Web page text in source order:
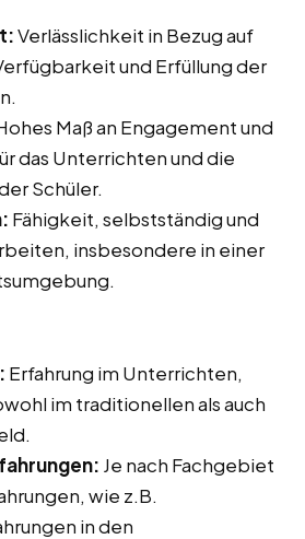
Verlässlichkeit in Bezug auf
und Erfüllung der
Maß an Engagement und
das Unterrichten und die
Schüler.
Fähigkeit, selbstständig und
insbesondere in einer
Erfahrung im Unterrichten,
im traditionellen als auch
Je nach Fachgebiet
wie z.B.
in den